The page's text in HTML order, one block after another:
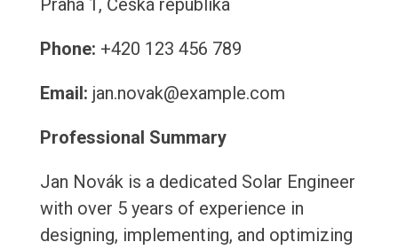
Praha 1, Česká republika
Phone: +420 123 456 789
Email: jan.novak@example.com
Professional Summary
Jan Novák is a dedicated Solar Engineer
with over 5 years of experience in
designing, implementing, and optimizing